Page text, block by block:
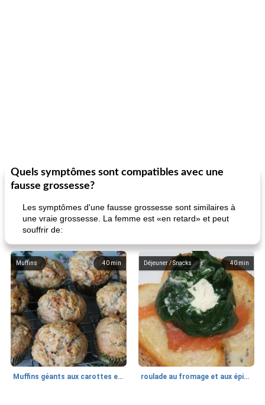
Quels symptômes sont compatibles avec une
fausse grossesse?
Les symptômes d'une fausse grossesse sont similaires à
une vraie grossesse. La femme est «en retard» et peut
souffrir de:
40 min
Muffins
Muffins géants aux carottes et à la banane de Nif
40 min
Déjeuner / Snacks
roulade au fromage et aux épinards